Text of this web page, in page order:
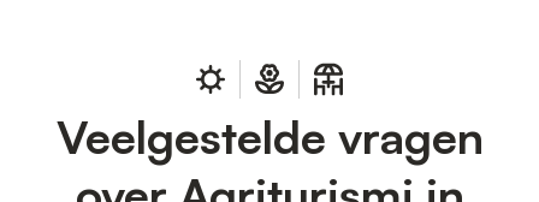
Veelgestelde vragen